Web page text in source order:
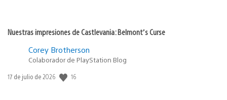
Nuestras impresiones de Castlevania: Belmont’s Curse
Corey Brotherson
Colaborador de PlayStation Blog
Fecha
17 de julio de 2026 16